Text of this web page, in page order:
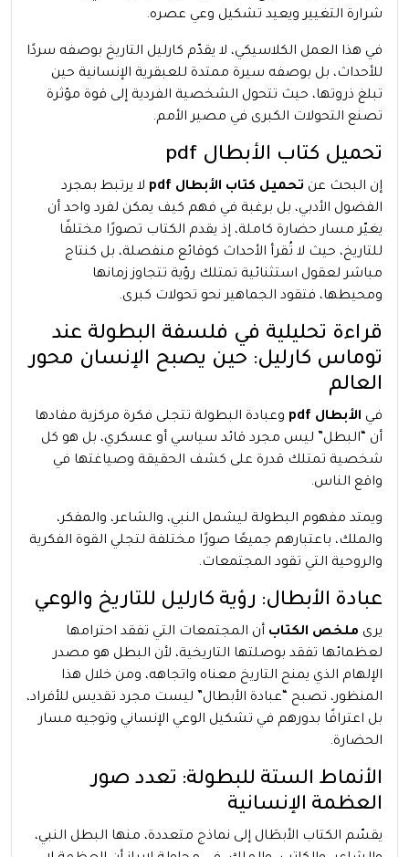
شرارة التغيير ويعيد تشكيل وعي عصره.
في هذا العمل الكلاسيكي، لا يقدّم كارليل التاريخ بوصفه سردًا
للأحداث، بل بوصفه سيرة ممتدة للعبقرية الإنسانية حين
تبلغ ذروتها، حيث تتحول الشخصية الفردية إلى قوة مؤثرة
تصنع التحولات الكبرى في مصير الأمم.
تحميل كتاب الأبطال pdf
إن البحث عن تحميل كتاب الأبطال pdf
لا يرتبط بمجرد
الفضول الأدبي، بل برغبة في فهم كيف يمكن لفرد واحد أن
يغيّر مسار حضارة كاملة، إذ يقدم الكتاب تصورًا مختلفًا
للتاريخ، حيث لا تُقرأ الأحداث كوقائع منفصلة، بل كنتاج
مباشر لعقول استثنائية تمتلك رؤية تتجاوز زمانها
ومحيطها، فتقود الجماهير نحو تحولات كبرى.
قراءة تحليلية في فلسفة البطولة عند
توماس كارليل: حين يصبح الإنسان محور
العالم
في الأبطال pdf
وعبادة البطولة تتجلى فكرة مركزية مفادها
أن “البطل” ليس مجرد قائد سياسي أو عسكري، بل هو كل
شخصية تمتلك قدرة على كشف الحقيقة وصياغتها في
واقع الناس.
ويمتد مفهوم البطولة ليشمل النبي، والشاعر، والمفكر،
والملك، باعتبارهم جميعًا صورًا مختلفة لتجلي القوة الفكرية
والروحية التي تقود المجتمعات.
عبادة الأبطال: رؤية كارليل للتاريخ والوعي
يرى ملخص الكتاب أن المجتمعات التي تفقد احترامها
لعظمائها تفقد بوصلتها التاريخية، لأن البطل هو مصدر
الإلهام الذي يمنح التاريخ معناه واتجاهه، ومن خلال هذا
المنظور، تصبح “عبادة الأبطال” ليست مجرد تقديس للأفراد،
بل اعترافًا بدورهم في تشكيل الوعي الإنساني وتوجيه مسار
الحضارة.
الأنماط الستة للبطولة: تعدد صور
العظمة الإنسانية
يقسّم الكتاب الأبطَال إلى نماذج متعددة، منها البطل النبي،